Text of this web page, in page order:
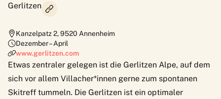
Gerlitzen
Kanzelpatz 2,9520 Annenheim
Dezember – April
www.gerlitzen.com
Etwas zentraler gelegen ist die Gerlitzen Alpe, auf dem
sich vor allem Villacher*innen gerne zum spontanen
Skitreff tummeln. Die Gerlitzen ist ein optimaler